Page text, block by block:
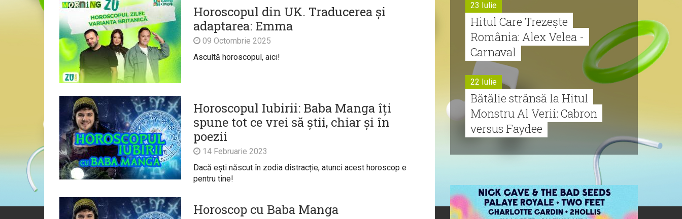
Horoscopul din UK. Traducerea și
adaptarea: Emma
09 Octombrie 2025
Ascultă horoscopul, aici!
Horoscopul Iubirii: Baba Manga îți
spune tot ce vrei să știi, chiar și în
poezii
14 Februarie 2023
Dacă ești născut în zodia distracție, atunci acest horoscop e
pentru tine!
Horoscop cu Baba Manga
23 Iulie
Hitul Care Trezește
România: Alex Velea -
Carnaval
22 Iulie
Bătălie strânsă la Hitul
Monstru Al Verii: Cabron
versus Faydee
Cabron vine cu Hitul
Monstru al Verii